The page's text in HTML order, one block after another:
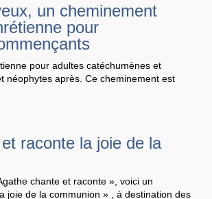
un cheminement
pour
pour adultes catéchumènes et
néophytes après. Ce cheminement est
raconte la joie de la
chante et raconte », voici un
joie de la communion » , à destination des